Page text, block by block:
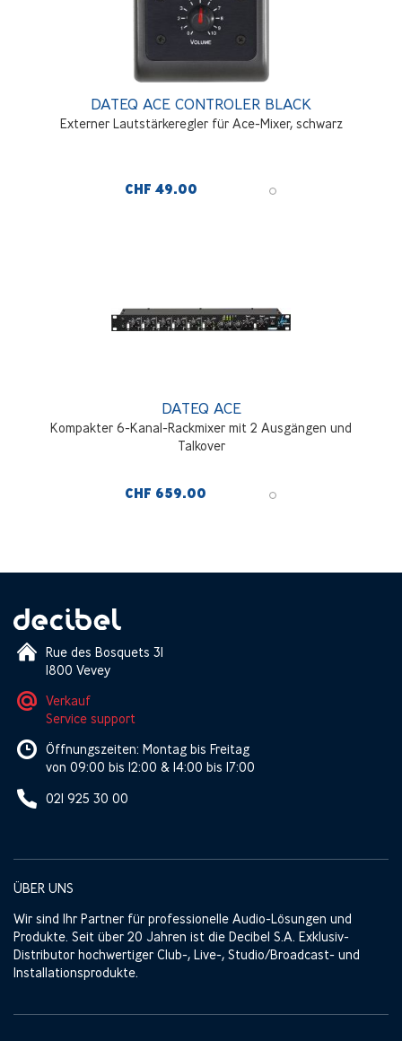
DATEQ ACE CONTROLER BLACK
Externer Lautstärkeregler für Ace-Mixer, schwarz
CHF 49.00
DATEQ ACE
Kompakter 6-Kanal-Rackmixer mit 2 Ausgängen und
Talkover
CHF 659.00
Rue des Bosquets 31
1800 Vevey
Verkauf
Service support
Öffnungszeiten: Montag bis Freitag
von 09:00 bis 12:00 & 14:00 bis 17:00
021 925 30 00
ÜBER UNS
Wir sind Ihr Partner für professionelle Audio-Lösungen und
Produkte. Seit über 20 Jahren ist die Decibel S.A. Exklusiv-
Distributor hochwertiger Club-, Live-, Studio/Broadcast- und
Installationsprodukte.